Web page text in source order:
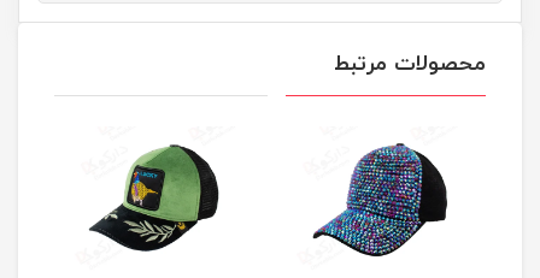
محصولات مرتبط